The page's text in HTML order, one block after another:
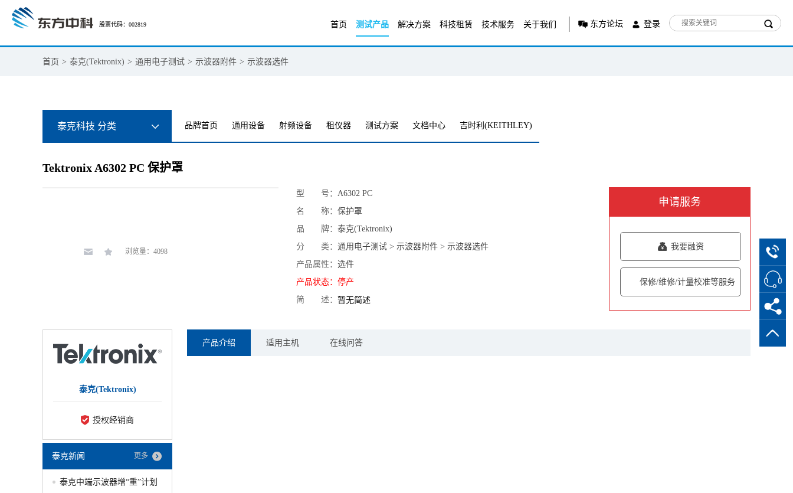
股票代码：002819 首页 测试产品 解决方案 科技租赁 技术服务 关于我们 东方论坛 登录
首页 > 泰克(Tektronix) > 通用电子测试 > 示波器附件 > 示波器选件
泰克科技 分类 品牌首页 通用设备 射频设备 租仪器 测试方案 文档中心 吉时利(KEITHLEY)
Tektronix A6302 PC 保护罩
浏览量：4098
型 号： A6302 PC
名 称： 保护罩
品 牌： 泰克(Tektronix)
分 类： 通用电子测试 > 示波器附件 > 示波器选件
产品属性： 选件
产品状态： 停产
简 述： 暂无简述
申请服务
我要融资
保修/维修/计量校准等服务
产品介绍 适用主机 在线问答
泰克(Tektronix)
授权经销商
泰克新闻 更多
泰克中端示波器增“重”计划